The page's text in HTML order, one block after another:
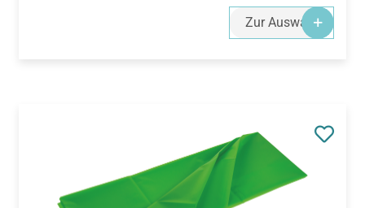
Zur Auswahl